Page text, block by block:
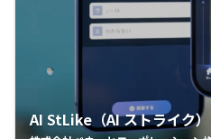
AI StLike（AI ストライク